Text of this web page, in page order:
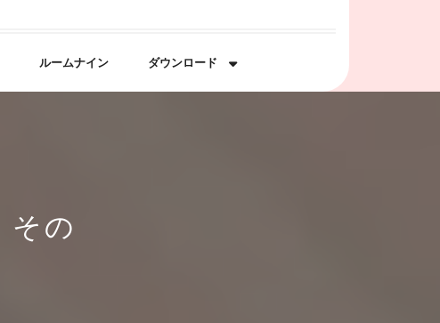
ルームナイン ダウンロード
の